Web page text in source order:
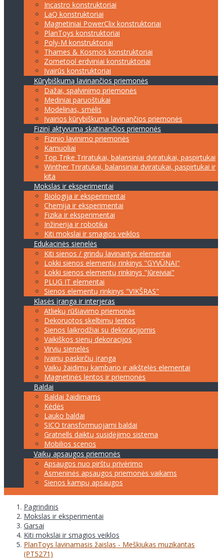
Incastro konstruktoriai
LaQ konstruktoriai
Magnetiniai PowerClix konstruktoriai
PlanToys konstruktoriai
Poly-M konstruktoriai
Thames & Kosmos konstruktoriai
Zometool erdviniai konstruktoriai
Įvairūs konstruktoriai
Kūrybiškumą lavinančios priemonės
Dažai, spalvinimo priemonės
Mediniai paruoštukai
Modelinas, smėlis
Įvairios kūrybiškumą lavinančios priemonės
Fizinį aktyvumą skatinančios priemonės
Fizinio lavinimo priemonės
Kamuoliai
Top Trike Triratukai, balansiniai dviratukai, paspirtukai
Winther Triratukai, balansiniai dviratukai, paspirtukai ir
kita
Mokslas ir eksperimentai
Biologija ir eksperimentai
Chemija ir eksperimentai
Fizika ir eksperimentai
Inžinerija ir robotika
Kiti mokslai ir smagios veiklos
Edukacinės sienelės
Kiti sienos / grindų lavinantys elementai
Lokki sienos elementų rinkinys "GYVŪNAI"
Lokki sienos elementų rinkinys "Jūreiviai"
PLUG IT elementai
Sienos elementų rinkinys "VIKŠRAS"
Klasės įranga ir interjeras
Atliekų rūšiavimo priemonės
Dekoruotos skelbimų lentos
Sienos laikrodžiai su dekoracijomis
Vaikiškos sienų dekoracijos
Virvių sienelės
Įvairių paskirčių įranga
Vaikų žaidimų kambario ir aikštelės elementai
Magnetinės lentos ir priemonės
Baldai
Baldai žaidimams
Kėdės
Lauko baldai
SICO transformuojami baldai
Gratnells daiktų susidėjimo sistema
Mobilios scenos
Vaikų apsaugos priemonės
Apsaugos nuo pirštų privėrimo
Asmeninės apsaugos priemonės vaikams
Sienos kampų apsaugos
Pagrindinis
Mokslas ir eksperimentai
Garsai
Kiti mokslai ir smagios veiklos
PlanToys lavinamasis žaislas - Meškiukas muzikantas
(PT5271)